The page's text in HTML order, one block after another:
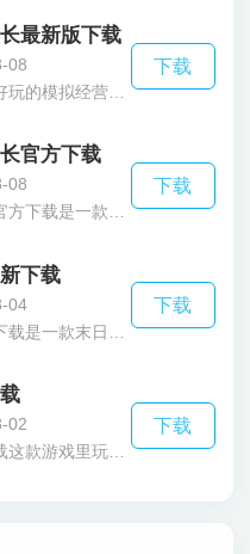
最新版下载
08
下载
官方下载
08
模拟城市我是市长官方下载是一款玩法丰富的模拟经营手游，在模拟城市我是市长官方下载这款由EA开发打造的城市模拟手游中，玩家在这里将成为一位德高望重的市长，你想要不断建设利用城市里的每一寸土地，来建设一座高楼林立的繁荣都市，为市民们提供舒适惬意的生活环境!游戏中不仅有着各式各样的建筑可供玩家选择建造，同时更有各种世界知名地标可供玩家建筑，来完成一座又一座奇观吧!这就是软件的整体介绍了，那么有感兴趣的小伙伴可以下载模拟城市我是市长官方下载来了解更多内容哦。
下载
下载
04
下载
02
下载